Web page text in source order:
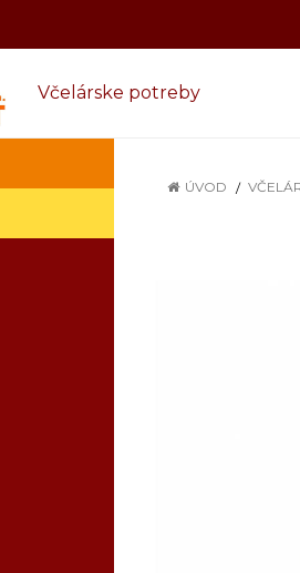
Včelárske potreby
ÚVOD